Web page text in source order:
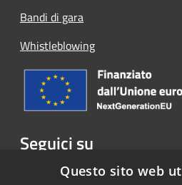
Bandi di gara
Whistleblowing
Seguici su
Facebook
Questo sito web